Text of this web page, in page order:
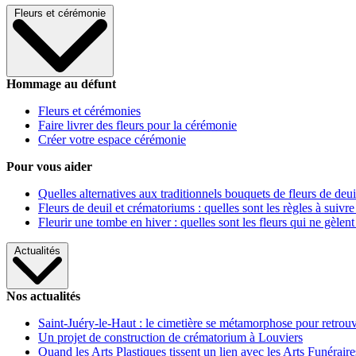
Fleurs et cérémonie
Hommage au défunt
Fleurs et cérémonies
Faire livrer des fleurs pour la cérémonie
Créer votre espace cérémonie
Pour vous aider
Quelles alternatives aux traditionnels bouquets de fleurs de
Fleurs de deuil et crématoriums : quelles sont les règles à
Fleurir une tombe en hiver : quelles sont les fleurs qui ne gèlent
Actualités
Nos actualités
Saint-Juéry-le-Haut : le cimetière se métamorphose pour
Un projet de construction de crématorium à Louviers
Quand les Arts Plastiques tissent un lien avec les Arts